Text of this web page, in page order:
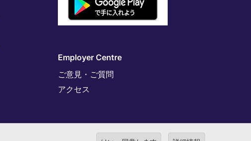
Employer Centre
ご意見・ご質問
アクセス